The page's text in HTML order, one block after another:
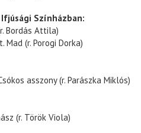
Ifjúsági Színházban:
Bordás Attila)
(r. Porogi Dorka)
asszony (r. Parászka Miklós)
(r. Török Viola)